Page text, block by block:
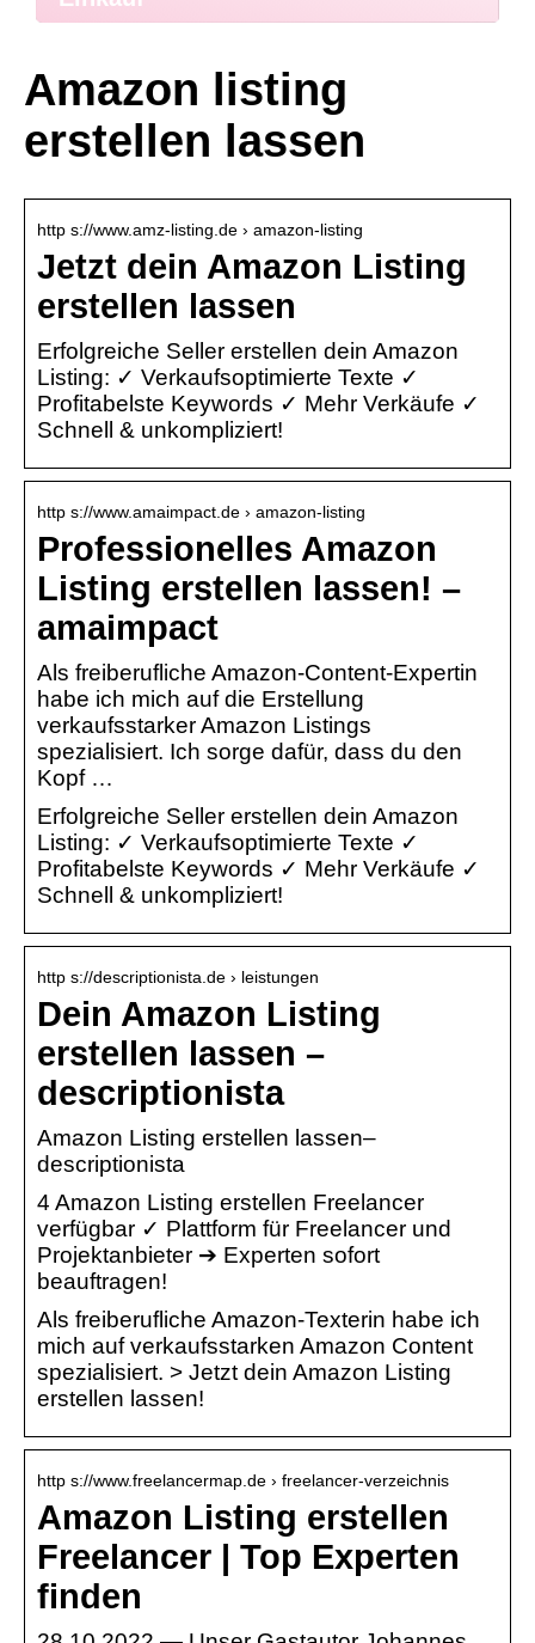
Amazon listing
erstellen lassen
http s://www.amz-listing.de › amazon-listing
Jetzt dein Amazon Listing
erstellen lassen
Erfolgreiche Seller erstellen dein Amazon
Listing: ✓ Verkaufsoptimierte Texte ✓
Profitabelste Keywords ✓ Mehr Verkäufe ✓
Schnell & unkompliziert!
http s://www.amaimpact.de › amazon-listing
Professionelles Amazon
Listing erstellen lassen! –
amaimpact
Als freiberufliche Amazon-Content-Expertin
habe ich mich auf die Erstellung
verkaufsstarker Amazon Listings
spezialisiert. Ich sorge dafür, dass du den
Kopf …
Erfolgreiche Seller erstellen dein Amazon
Listing: ✓ Verkaufsoptimierte Texte ✓
Profitabelste Keywords ✓ Mehr Verkäufe ✓
Schnell & unkompliziert!
http s://descriptionista.de › leistungen
Dein Amazon Listing
erstellen lassen –
descriptionista
Amazon Listing erstellen lassen–
descriptionista
4 Amazon Listing erstellen Freelancer
verfügbar ✓ Plattform für Freelancer und
Projektanbieter ➔ Experten sofort
beauftragen!
Als freiberufliche Amazon-Texterin habe ich
mich auf verkaufsstarken Amazon Content
spezialisiert. > Jetzt dein Amazon Listing
erstellen lassen!
http s://www.freelancermap.de › freelancer-verzeichnis
Amazon Listing erstellen
Freelancer | Top Experten
finden